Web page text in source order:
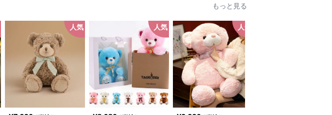
もっと見る
人気 人気 人気